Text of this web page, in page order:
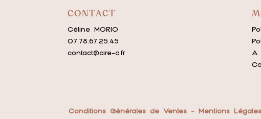
CONTACT
Céline MORIO
07.78.67.25.45
contact@cire-c.fr
A
Conditions Générales de Ventes -Mentions Légales